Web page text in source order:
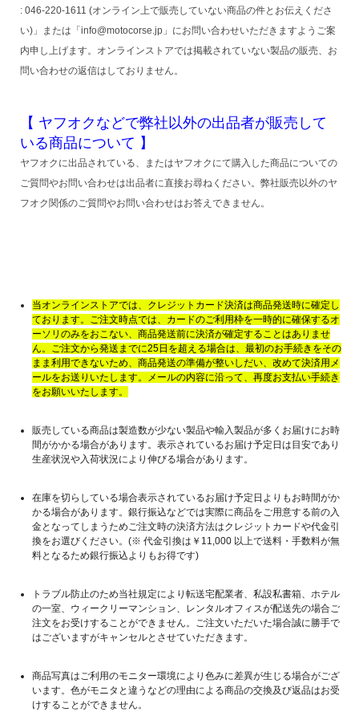
: 046-220-1611 (オンライン上で販売していない商品の件とお伝えくださ
い)」または「info@motocorse.jp」にお問い合わせいただきますようご案
内申し上げます。オンラインストアでは掲載されていない製品の販売、お
問い合わせの返信はしておりません。
【 ヤフオクなどで弊社以外の出品者が販売して
いる商品について 】
ヤフオクに出品されている、またはヤフオクにて購入した商品についての
ご質問やお問い合わせは出品者に直接お尋ねください。弊社販売以外のヤ
フオク関係のご質問やお問い合わせはお答えできません。
当オンラインストアでは、クレジットカード決済は商品発送時に確定し
ております。ご注文時点では、カードのご利用枠を一時的に確保するオ
ーソリのみをおこない、商品発送前に決済が確定することはありませ
ん。ご注文から発送までに25日を超える場合は、最初のお手続きをその
まま利用できないため、商品発送の準備が整いしだい、改めて決済用メ
ールをお送りいたします。メールの内容に沿って、再度お支払い手続き
をお願いいたします。
販売している商品は製造数が少ない製品や輸入製品が多くお届けにお時
間がかかる場合があります。表示されているお届け予定日は目安であり
生産状況や入荷状況により伸びる場合があります。
在庫を切らしている場合表示されているお届け予定日よりもお時間がか
かる場合があります。銀行振込などでは実際に商品をご用意する前の入
金となってしまうためご注文時の決済方法はクレジットカードや代金引
換をお選びください。(※ 代金引換は￥11,000 以上で送料・手数料が無
料となるため銀行振込よりもお得です)
トラブル防止のため当社規定により転送宅配業者、私設私書箱、ホテル
の一室、ウィークリーマンション、レンタルオフィスが配送先の場合ご
注文をお受けすることができません。ご注文いただいた場合誠に勝手で
はございますがキャンセルとさせていただきます。
商品写真はご利用のモニター環境により色みに差異が生じる場合がござ
います。色がモニタと違うなどの理由による商品の交換及び返品はお受
けすることができません。